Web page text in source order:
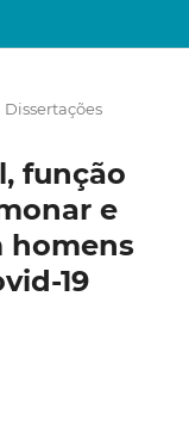
Dissertações
função
e
homens
19